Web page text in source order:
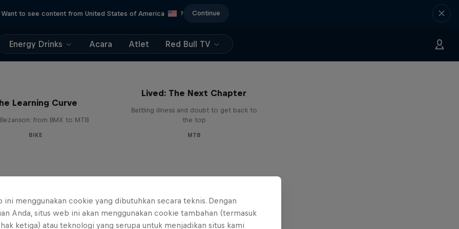
Want to see content from United States of America ? Continue
Energy Drinks Acara Atlet Red Bull TV
Learning Curve
from BMX to MTB
BIKE
Lived: The Next Chapter
Battling illness and doubt to get back to
the top
MTB
ini menggunakan cookie yang dibutuhkan secara teknis. Dengan
Anda, situs web ini akan menggunakan cookie tambahan (termasuk
ketiga) atau teknologi yang serupa untuk menjadikan situs kami